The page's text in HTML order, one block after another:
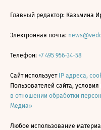
Главный редактор: Казьмина
Электронная почта:
Телефон: +7 495 956-34-58
Сайт использует IP адреса,
Пользователей сайта,
в отношении обработки
Медиа»
Любое использование